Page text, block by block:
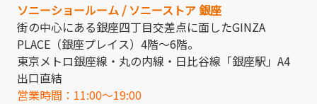
ソニーショールーム / ソニーストア 銀座
街の中心にある銀座四丁目交差点に面したGINZA
PLACE（銀座プレイス）4階～6階。
東京メトロ銀座線・丸の内線・日比谷線「銀座駅」A4
出口直結
営業時間：11:00～19:00